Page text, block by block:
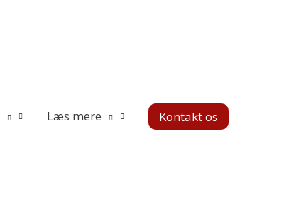
Læs mere Kontakt os